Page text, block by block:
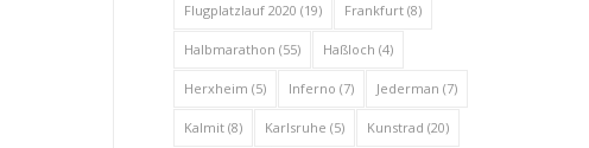
Flugplatzlauf 2020 (19) Frankfurt(8)
Halbmarathon (55) Haßloch (4)
Herxheim (5) Inferno (7) Jederman (7)
Kalmit(8) Karlsruhe (5) Kunstrad (20)